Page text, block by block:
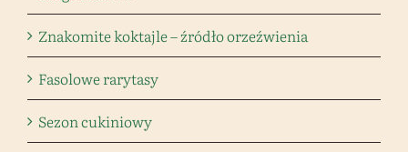
Znakomite koktajle – źródło orzeźwienia
Fasolowe rarytasy
Sezon cukiniowy